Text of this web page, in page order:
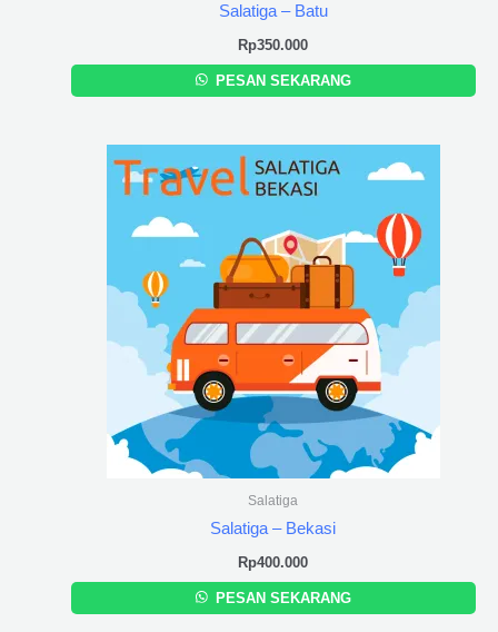
Salatiga – Batu
Rp350.000
PESAN SEKARANG
Salatiga
Salatiga – Bekasi
Rp400.000
PESAN SEKARANG